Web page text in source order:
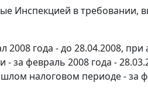
Инспекцией в требовании,
года - до 28.04.2008, при
февраль 2008 года -
налоговом периоде - за